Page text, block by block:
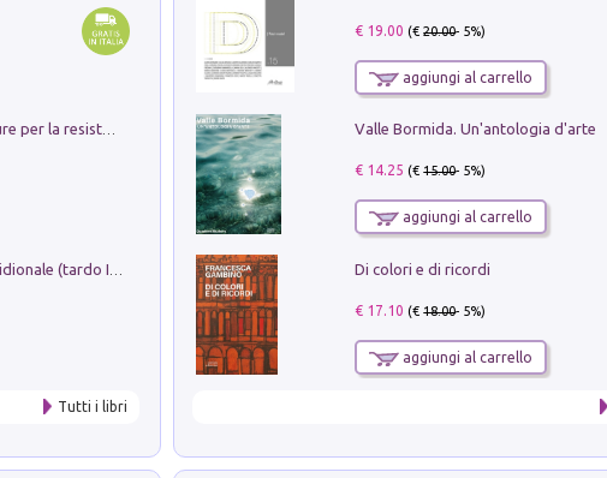
Memorial Santa Giulia. Sculture per la resistenza Monchio di Palagano
Tutti i libri
€ 19.00 (€20.00- 5%)
aggiungi al carrello
Valle Bormida. Un'antologia d'arte
€ 14.25 (€15.00- 5%)
aggiungi al carrello
Di colori e di ricordi
€ 17.10 (€18.00- 5%)
aggiungi al carrello